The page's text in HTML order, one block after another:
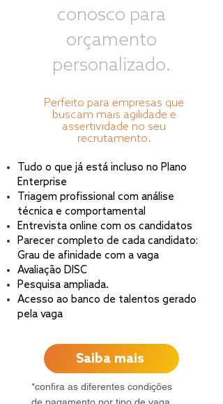
conosco para
orçamento
personalizado.
Perfeito para empresas que
buscam mais agilidade e
assertividade no seu
recrutamento.
Tudo o que já está incluso no Plano
Enterprise
Triagem profissional com análise
técnica e comportamental
Entrevista online com os candidatos
Parecer completo de cada candidato:
Grau de afinidade com a vaga
Avaliação DISC
Pesquisa ampliada.
Acesso ao banco de talentos gerado
pela vaga
Saiba mais
*confira as diferentes condições